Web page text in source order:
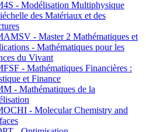
- Modélisation Multiphysique
des Matériaux et des
- Master 2 Mathématiques et
- Mathématiques pour les
du Vivant
- Mathématiques Financières :
et Finance
- Mathématiques de la
- Molecular Chemistry and